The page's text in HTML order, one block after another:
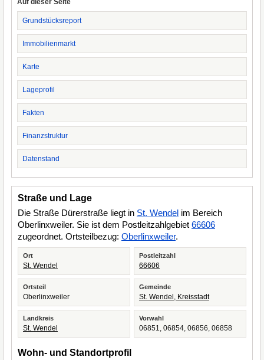
Auf dieser Seite
Grundstücksreport
Immobilienmarkt
Karte
Lageprofil
Fakten
Finanzstruktur
Datenstand
Straße und Lage
Die Straße Dürerstraße liegt in St. Wendel im Bereich
Oberlinxweiler. Sie ist dem Postleitzahlgebiet 66606
zugeordnet. Ortsteilbezug: Oberlinxweiler.
Ort
St. Wendel
Postleitzahl
66606
Ortsteil
Oberlinxweiler
Gemeinde
St. Wendel, Kreisstadt
Landkreis
St. Wendel
Vorwahl
06851, 06854, 06856, 06858
Wohn- und Standortprofil